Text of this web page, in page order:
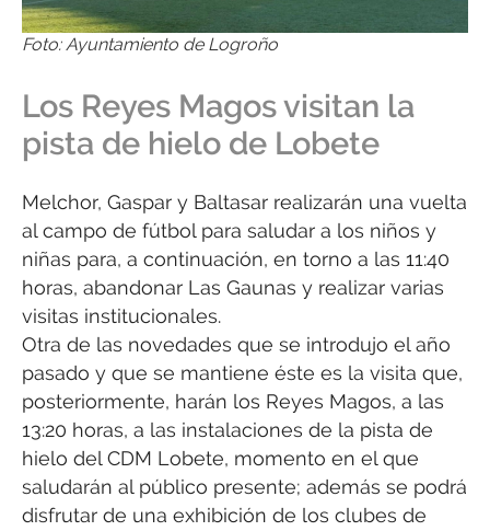
Foto: Ayuntamiento de Logroño
Los Reyes Magos visitan la
pista de hielo de Lobete
Melchor, Gaspar y Baltasar realizarán una vuelta
al campo de fútbol para saludar a los niños y
niñas para, a continuación, en torno a las 11:40
horas, abandonar Las Gaunas y realizar varias
visitas institucionales.
Otra de las novedades que se introdujo el año
pasado y que se mantiene éste es la visita que,
posteriormente, harán los Reyes Magos, a las
13:20 horas, a las instalaciones de la pista de
hielo del CDM Lobete, momento en el que
saludarán al público presente; además se podrá
disfrutar de una exhibición de los clubes de